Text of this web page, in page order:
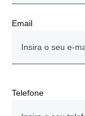
Email
Telefone